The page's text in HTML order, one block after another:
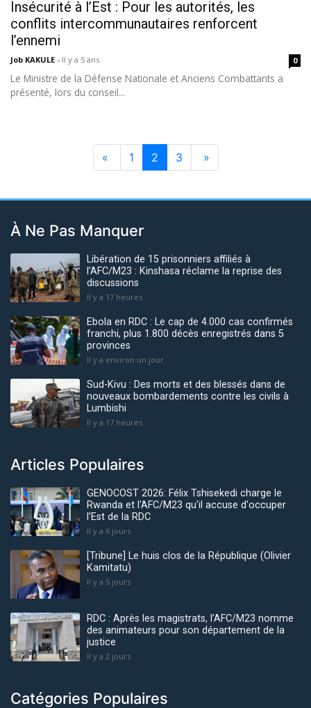
Insécurité à l’Est : Pour les autorités, les
conflits intercommunautaires renforcent
l’ennemi
Job KAKULE - Il y a 5 ans 0
Le Ministre de la Défense Nationale et Anciens Combattants a
présenté, lors du conseil...
« 1 2 3 »
À Ne Pas Manquer
Libération de 15 prisonniers affiliés à
l’AFC/M23 : Kinshasa réclame la reprise des
discussions
Il y a 17 heures
Ebola en RDC : Le cap de 4.000 cas confirmés
franchi, plus 1.800 décès enregistrés dans 5
provinces
Il y a environ un jour
Sud-Kivu : Des morts et des blessés dans de
nouveaux bombardements contre les civils à
Lumbishi
Il y a 17 heures
Articles Populaires
GENOCOST 2026: Félix Tshisekedi charge le
Rwanda et l'AFC/M23 qu'il accuse d'occuper
l'Est de la RDC
Il y a 6 jours
[Tribune] Le huis clos de la République (Olivier
Kamitatu)
Il y a 5 jours
RDC : Après les magistrats, l’AFC/M23 nomme
des animateurs pour son département de la
justice
Il y a 2 jours
Catégories Populaires